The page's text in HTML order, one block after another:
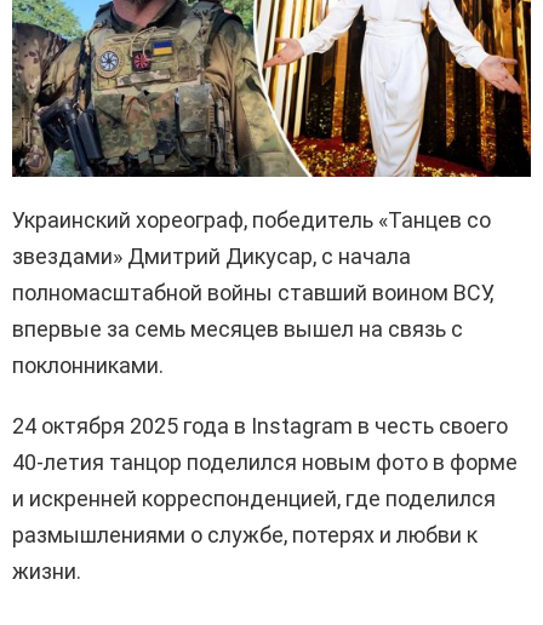
Украинский хореограф, победитель «Танцев со
звездами» Дмитрий Дикусар, с начала
полномасштабной войны ставший воином ВСУ,
впервые за семь месяцев вышел на связь с
поклонниками.
24 октября 2025 года в Instagram в честь своего
40-летия танцор поделился новым фото в форме
и искренней корреспонденцией, где поделился
размышлениями о службе, потерях и любви к
жизни.